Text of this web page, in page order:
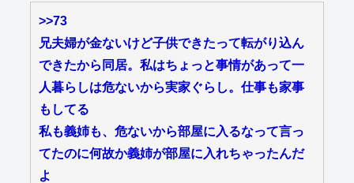
>>73
兄夫婦が金ないけど子供できたって転がり込ん
できたから同居。私はちょっと事情があって一
人暮らしは危ないから実家ぐらし。仕事も家事
もしてる
私も義姉も、危ないから部屋に入るなって言っ
てたのに何故か義姉が部屋に入れちゃったんだ
よ